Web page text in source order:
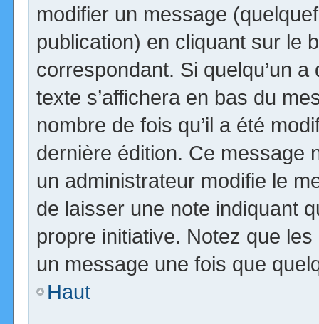
modifier un message
publication) en cliquant sur le
correspondant. Si quelqu’un
texte s’affichera en bas du
nombre de fois qu’il a été
dernière édition. Ce message
un administrateur modifie le
de laisser une note indiquant
propre initiative. Notez que
un message une fois que
Haut